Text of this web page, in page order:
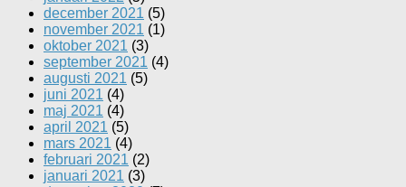
december 2021 (5)
november 2021 (1)
oktober 2021 (3)
september 2021 (4)
augusti 2021 (5)
juni 2021 (4)
maj 2021 (4)
april 2021 (5)
mars 2021 (4)
februari 2021 (2)
januari 2021 (3)